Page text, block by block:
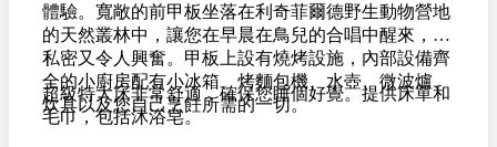
體驗。寬敞的前甲板坐落在利奇菲爾德野生動物營地
的天然叢林中，讓您在早晨在鳥兒的合唱中醒來，既
私密又令人興奮。甲板上設有燒烤設施，內部設備齊
全的小廚房配有小冰箱、烤麵包機、水壺、微波爐、
炊具以及您自己烹飪所需的一切。
超級特大床非常舒適，確保您睡個好覺。提供床單和
毛巾，包括沐浴皂。